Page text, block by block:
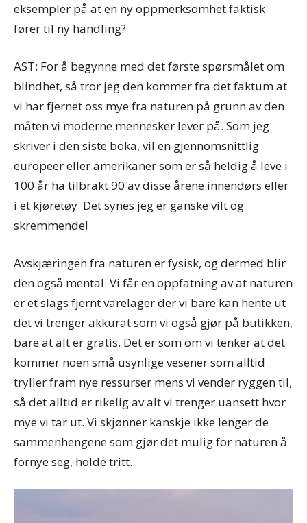
eksempler på at en ny oppmerksomhet faktisk
fører til ny handling?
AST: For å begynne med det første spørsmålet om
blindhet, så tror jeg den kommer fra det faktum at
vi har fjernet oss mye fra naturen på grunn av den
måten vi moderne mennesker lever på. Som jeg
skriver i den siste boka, vil en gjennomsnittlig
europeer eller amerikaner som er så heldig å leve i
100 år ha tilbrakt 90 av disse årene innendørs eller
i et kjøretøy. Det synes jeg er ganske vilt og
skremmende!
Avskjæringen fra naturen er fysisk, og dermed blir
den også mental. Vi får en oppfatning av at naturen
er et slags fjernt varelager der vi bare kan hente ut
det vi trenger akkurat som vi også gjør på butikken,
bare at alt er gratis. Det er som om vi tenker at det
kommer noen små usynlige vesener som alltid
tryller fram nye ressurser mens vi vender ryggen til,
så det alltid er rikelig av alt vi trenger uansett hvor
mye vi tar ut. Vi skjønner kanskje ikke lenger de
sammenhengene som gjør det mulig for naturen å
fornye seg, holde tritt.